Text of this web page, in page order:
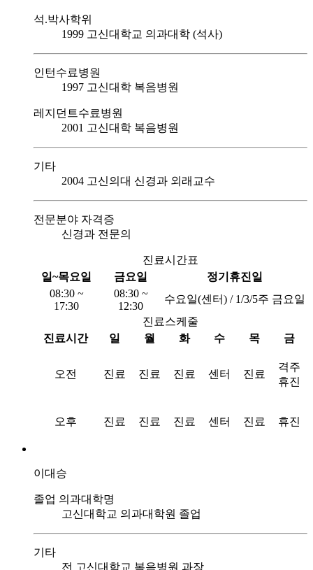
석.박사학위
1999 고신대학교 의과대학 (석사)
인턴수료병원
1997 고신대학 복음병원
레지던트수료병원
2001 고신대학 복음병원
기타
2004 고신의대 신경과 외래교수
전문분야 자격증
신경과 전문의
진료시간표
일~목요일
금요일
정기휴진일
08:30 ~
17:30
08:30 ~
12:30
수요일(센터) / 1/3/5주 금요일
진료스케줄
진료시간
일 월 화 수 목 금
오전 진료 진료 진료 센터 진료
격주
휴진
오후 진료 진료 진료 센터 진료 휴진
이대승
졸업 의과대학명
고신대학교 의과대학원 졸업
기타
전 고신대학교 복음병원 과장